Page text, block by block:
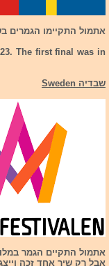
אתמול התקיימו הגמרים
The first final was in
שבדיה Sweden
אבל רק שיר אחד זכה